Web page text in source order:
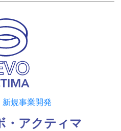
規事業開発
・アクティマ